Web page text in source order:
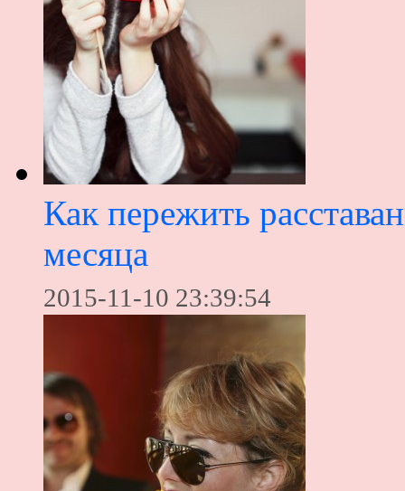
Как пережить
месяца
2015-11-10 23:39:54